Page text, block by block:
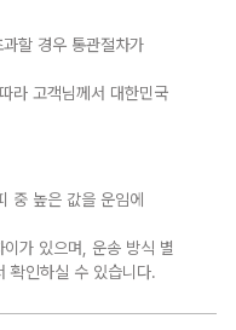
할 경우 통관절차가
라 고객님께서 대한민국
중 높은 값을 운임에
가 있으며, 운송 방식 별
확인하실 수 있습니다.